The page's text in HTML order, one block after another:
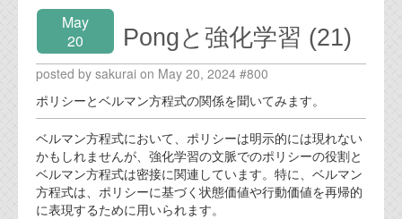
会社案内
代表ご挨拶
オフィス
実績
May
20
Pongと強化学習 (21)
posted by sakurai on May 20, 2024 #800
ポリシーとベルマン方程式の関係を聞いてみます。
ベルマン方程式において、ポリシーは明示的には現れない
かもしれませんが、強化学習の文脈でのポリシーの役割と
ベルマン方程式は密接に関連しています。特に、ベルマン
方程式は、ポリシーに基づく状態価値や行動価値を再帰的
に表現するために用いられます。